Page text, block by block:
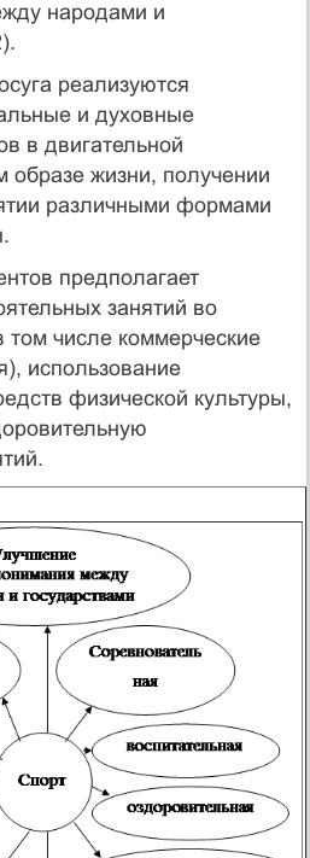
народами и
реализуются
и духовные
в двигательной
образе жизни, получении
различными формами
предполагает
занятий во
том числе коммерческие
использование
физической культуры,